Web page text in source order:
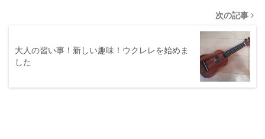
次の記事
大人の習い事！新しい趣味！ウクレレを始めま
した